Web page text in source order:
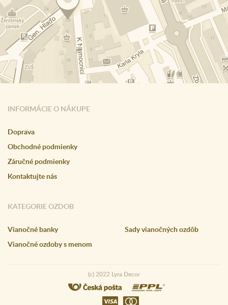
INFORMÁCIE O NÁKUPE
Doprava
Obchodné podmienky
Záručné podmienky
Kontaktujte nás
KATEGORIE OZDOB
Vianočné banky
Vianočné ozdoby s menom
Sady vianočných ozdôb
(c) 2022 Lyra Decor